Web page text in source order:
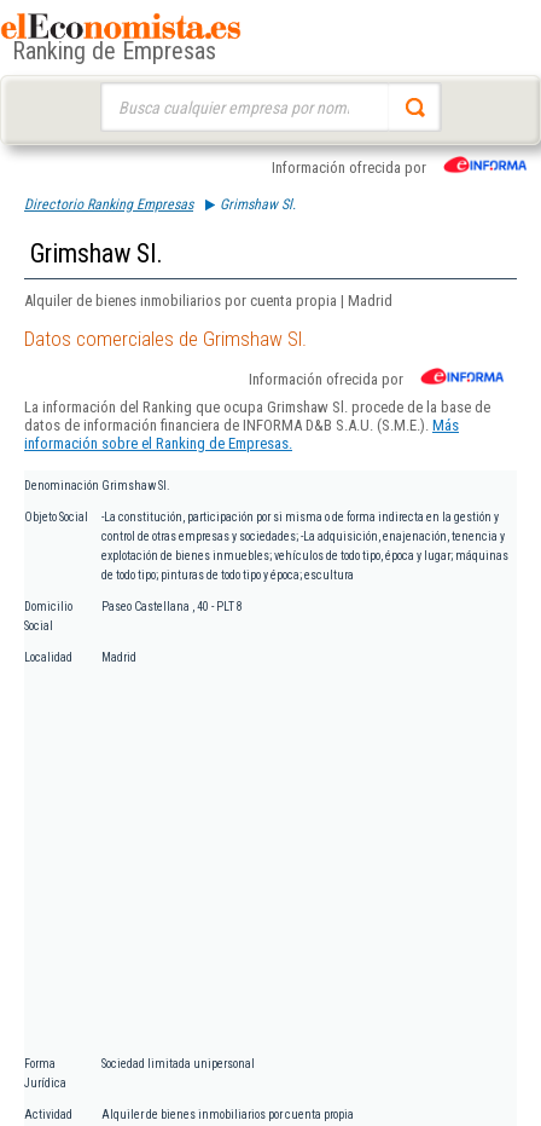
Ranking de Empresas
Información ofrecida por
Directorio Ranking Empresas Grimshaw Sl.
Grimshaw Sl.
Alquiler de bienes inmobiliarios por cuenta propia | Madrid
Datos comerciales de Grimshaw Sl.
Información ofrecida por
La información del Ranking que ocupa Grimshaw Sl. procede de la base de
datos de información financiera de INFORMA D&B S.A.U. (S.M.E.). Más
información sobre el Ranking de Empresas.
Denominación Grimshaw Sl.
Objeto Social
-La constitución, participación por si misma o de forma indirecta en la gestión y
control de otras empresas y sociedades; -La adquisición, enajenación, tenencia y
explotación de bienes inmuebles; vehículos de todo tipo, época y lugar; máquinas
de todo tipo; pinturas de todo tipo y época; escultura
Domicilio
Social
Paseo Castellana , 40 - PLT 8
Localidad Madrid
Forma
Jurídica
Sociedad limitada unipersonal
Actividad Alquiler de bienes inmobiliarios por cuenta propia